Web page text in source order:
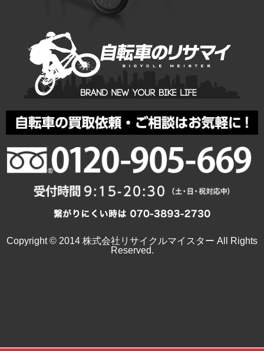
Copyright © 2014 株式会社リサイクルマイスター All Rights
Reserved.